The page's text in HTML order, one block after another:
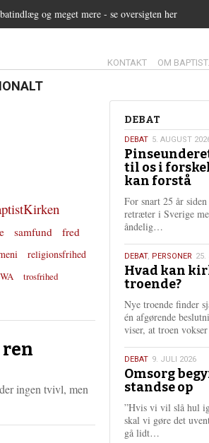
og meget mere - se oversigten her
13.0:
KONTAKT 14.0:
OM
samfund
fred
religionsfrihed
trosfrihed
ingen tvivl, men
Debat
DEBAT
5.
august
2026
DEBAT 5. AUGUST
til os i
kan forstå
For snart 25 år
retræter i Sverige
åndelig…
s
m
e
r
e
25.
juli
2026
DEBAT, PERSONER 25.
Hvad kan
troende?
Nye troende finder
én afgørende
viser, at troen
9.
juli
2026
DEBAT 9. JULI 2026
Omsorg
standse op
”Hvis vi vil slå hul
skal vi gøre det
gå lidt…